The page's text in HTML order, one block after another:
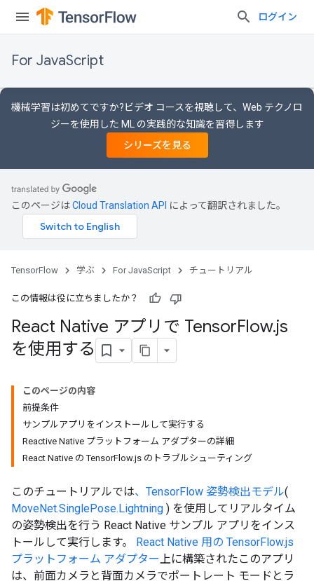
ログイン
For JavaScript
機械学習は初めてですか?ビデオ コースを視聴して、Web テクノロ
ジーを使用した ML の実践的な知識を習得します
シリーズを見る
このページはCloud Translation API によって翻訳されました。
TensorFlow 学ぶ For JavaScript チュートリアル
この情報は役に立ちましたか？
React Native アプリで TensorFlow.js
を使用する
このページの内容
前提条件
サンプルアプリをインストールして実行する
Reactive Native プラットフォーム アダプターの詳細
React Native の TensorFlow.js のトラブルシューティング
このチュートリアルでは、TensorFlow 姿勢検出モデル(
MoveNet.SinglePose.Lightning ) を使用してリアルタイム
の姿勢検出を行う React Native サンプル アプリをインス
トールして実行します。 React Native 用の TensorFlow.js
プラットフォーム アダプター上に構築されたこのアプリ
は、前面カメラと背面カメラでポートレート モードとラ